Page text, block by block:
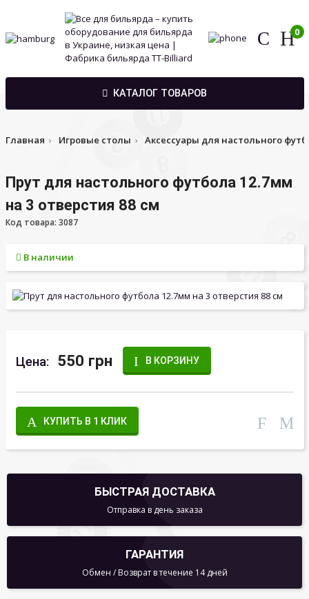
0
КАТАЛОГ ТОВАРОВ
Главная Игровые столы Аксессуары для настольного
Прут для настольного футбола 12.7мм
на 3 отверстия 88 см
Код товара: 3087
В наличии
Цена: 550 грн В КОРЗИНУ
КУПИТЬ В 1 КЛИК
БЫСТРАЯ ДОСТАВКА
Отправка в день заказа
ГАРАНТИЯ
Обмен / Возврат в течение 14 дней